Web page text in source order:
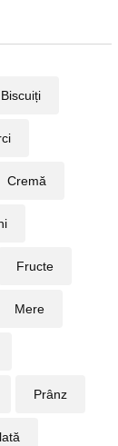
Biscuiți
Cremă
Fructe
Mere
Prânz